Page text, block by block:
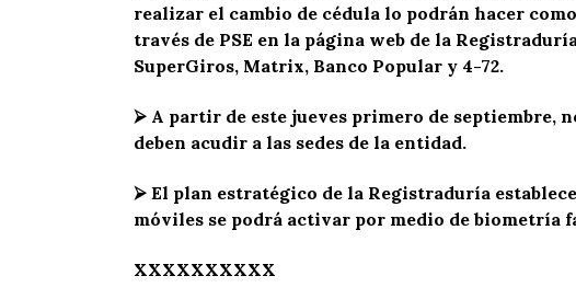
realizar el cambio de cédula lo podrán hacer
través de PSE en la página web de la
SuperGiros, Matrix, Banco Popular y 4-72.
⮚ A partir de este jueves primero de septiembre,
deben acudir a las sedes de la entidad.
⮚ El plan estratégico de la Registraduría
móviles se podrá activar por medio de biometría
XXXXXXXXXX